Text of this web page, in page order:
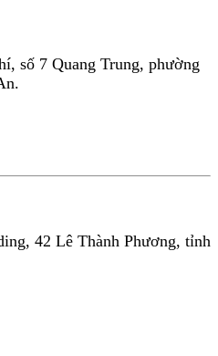
số 7 Quang Trung, phường
42 Lê Thành Phương, tỉnh